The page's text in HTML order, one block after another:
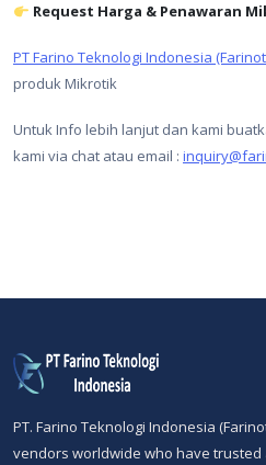
Request Harga & Penawaran
PT Farino Teknologi Indonesia
produk Mikrotik
Untuk Info lebih lanjut dan kami
kami via chat atau email :
PT. Farino Teknologi Indonesia
vendors worldwide who have